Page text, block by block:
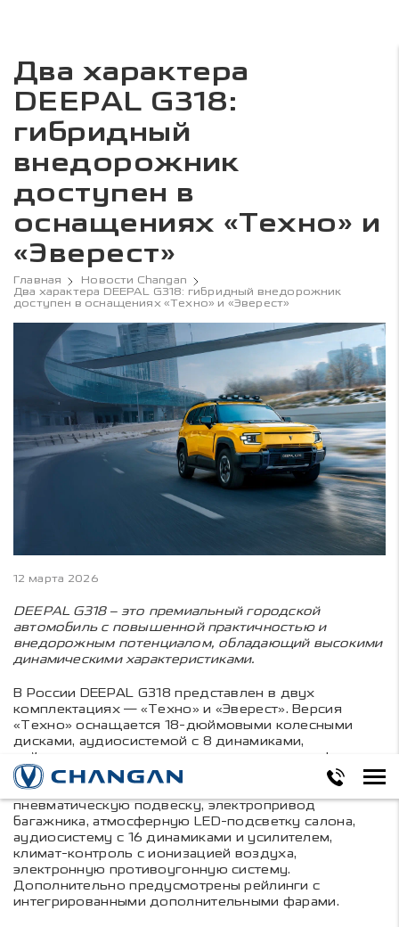
Два характера
DEEPAL G318:
гибридный
внедорожник
доступен в
оснащениях «Техно» и
«Эверест»
Главная
Новости Changan
Два характера DEEPAL G318: гибридный внедорожник
доступен в оснащениях «Техно» и «Эверест»
12 марта 2026
DEEPAL G318 – это премиальный городской
автомобиль с повышенной практичностью и
внедорожным потенциалом, обладающий высокими
динамическими характеристиками.
В России DEEPAL G318 представлен в двух
комплектациях — «Техно» и «Эверест». Версия
«Техно» оснащается 18-дюймовыми колесными
дисками, аудиосистемой с 8 динамиками,
рейлингами на крыше и пакетом систем комфорта.
Топовая комплектация «Эверест» включает 20-
дюймовые колесные диски, адаптивную
пневматическую подвеску, электропривод
багажника, атмосферную LED-подсветку салона,
аудиосистему с 16 динамиками и усилителем,
климат-контроль с ионизацией воздуха,
электронную противоугонную систему.
Дополнительно предусмотрены рейлинги с
интегрированными дополнительными фарами.